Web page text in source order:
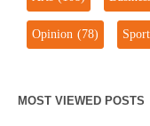
Opinion(78) Sport
MOST VIEWED POSTS